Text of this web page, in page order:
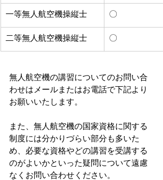
一等無人航空機操縦士 〇
二等無人航空機操縦士 〇
無人航空機の講習についてのお問い合
わせはメールまたはお電話で下記より
お願いいたします。
また、無人航空機の国家資格に関する
制度には分かりづらい部分も多いた
め、必要な資格やどの講習を受講する
のがよいかといった疑問について遠慮
なくお問い合わせください。